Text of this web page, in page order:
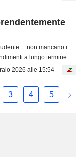
non mancano i
a lungo termine.
2026 alle 15:54
3 4 5